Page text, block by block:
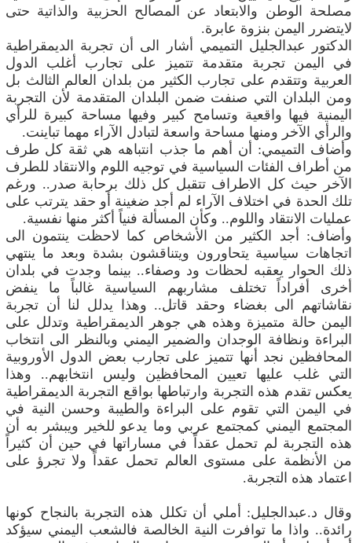
‬لايتضرر‮ ‬اليمن‮ ‬بنزوة‮ ‬عابرة‮.‬
الدكتور عبدالجليل التميمي أشار الى أن تجربة الديمقراطية
في اليمن تجربة متقدمة تتميز على تجارب أغلب الدول
العربية وتتقدم على تجارب الكثير من بلدان العالم الثالث بل
ومن البلدان التي صنفت ضمن البلدان المتقدمة لأن التجربة
‬والرأي‮ ‬الآخر‮ ‬ومنها‮ ‬مساحة‮ ‬واسعة‮ ‬لتبادل‮ ‬الآراء‮ ‬مهما‮ ‬تباينت‮.‬
وأضاف التميمي: أن أهم ما جذب انتباهه هي ثقة كل طرف
من أطراف الفئات السياسية في توجيه اللوم والانتقاد للطرف
الآخر حيث كل الاطراف تتقبل كل ذلك برحابة صدر.. ورغم
تلك الحدة في اختلاف الآراء لم أجد ضغينة أو حقد يترتب على
عمليات الانتقاد واللوم.. وكأن المسألة فنياً‮ ‬أكثر‮ ‬منها‮ ‬نفسية‮.‬
وأضاف: أجد الكثير من الأشخاص كما لاحظت ينتمون الى
اتجاهات سياسية يتحاورون ويتناقشون بشدة وبعد ما ينتهي
ذلك الحوار يعقبه لحظات ود وصفاء.. بينما وجدت في بلدان
أخرى أفراداً تختلف مشاربهم السياسية غالباً ما ينفض
نقاشاتهم الى بغضاء وحقد قاتل.. وهذا يدلل لنا أن تجربة
اليمن حالة متميزة وهذه هي جوهر الديمقراطية وتدلل على
البراءة ونظافة الوجدان والضمير اليمني وبالنظر الى انتخاب
المحافظين نجد أنها تتميز على تجارب بعض الدول الأوروبية
التي غلب عليها تعيين المحافظين وليس انتخابهم.. وهذا
يعكس تقدم هذه التجربة وارتباطها بواقع التجربة الديمقراطية
في اليمن التي تقوم على البراءة والطيبة وحسن النية في
المجتمع اليمني كمجتمع عربي وما يدعو للخير ويبشر به أن
هذه التجربة لم تحمل عقداً في مساراتها في حين أن كثيراً
من الأنظمة على مستوى العالم تحمل عقداً ولا تجرؤ على
اعتماد هذه التجربة‮.‬